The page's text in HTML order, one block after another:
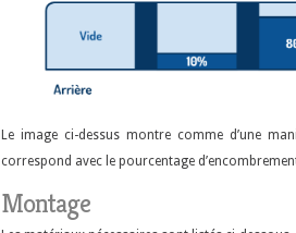
Le image ci-dessus montre comme d’une
correspond avec le pourcentage
Montage